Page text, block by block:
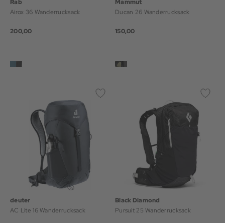
Rab
Airox 36 Wanderrucksack
200,00
Mammut
Ducan 26 Wanderrucksack
150,00
deuter
AC Lite 16 Wanderrucksack
Black Diamond
Pursuit 25 Wanderrucksack